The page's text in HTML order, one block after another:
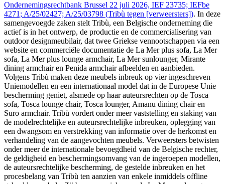
Ondernemingsrechtbank Brussel 22 juli 2026, IEF 23735; IEFbe
4271; A/25/02427; A/25/03798 (Tribù tegen [verweersters]). In deze
samengevoegde zaken stelt Tribù, een Belgische onderneming die
actief is in het ontwerp, de productie en de commercialisering van
outdoor designmeubilair, dat twee Griekse vennootschappen via een
website en commerciële documentatie de La Mer plus sofa, La Mer
sofa, La Mer plus lounge armchair, La Mer sunlounger, Mirante
dining armchair en Penida armchair afbeelden en aanbieden.
Volgens Tribù maken deze meubels inbreuk op vier ingeschreven
Uniemodellen en een internationaal model dat in de Europese Unie
bescherming geniet, alsmede op haar auteursrechten op de Tosca
sofa, Tosca lounge chair, Tosca lounger, Amanu dining chair en
Suro armchair. Tribù vordert onder meer vaststelling en staking van
de modelrechtelijke en auteursrechtelijke inbreuken, oplegging van
een dwangsom en verstrekking van informatie over de herkomst en
verhandeling van de aangevochten meubels. Verweersters betwisten
onder meer de internationale bevoegdheid van de Belgische rechter,
de geldigheid en beschermingsomvang van de ingeroepen modellen,
de auteursrechtelijke bescherming, de gestelde inbreuken en het
procesbelang van Tribù ten aanzien van enkele inmiddels offline